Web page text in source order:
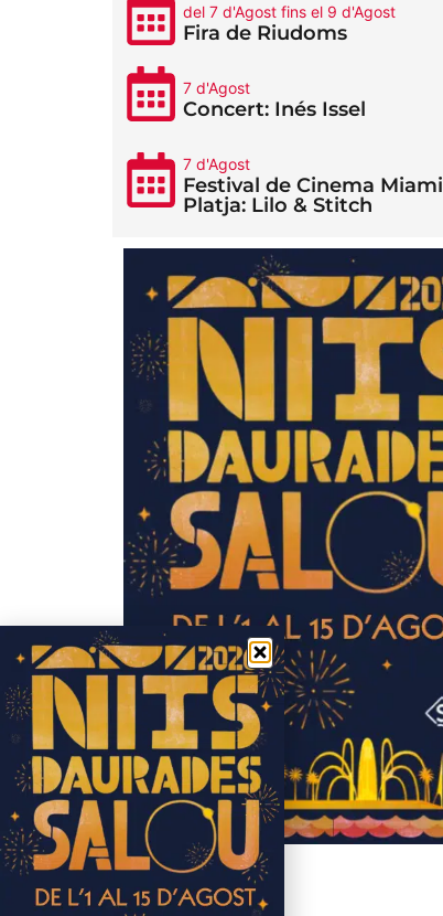
del 7 d'Agost fins el 9 d'Agost
Fira de Riudoms
7 d'Agost
Concert: Inés Issel
7 d'Agost
Festival de Cinema Miami
Platja: Lilo & Stitch